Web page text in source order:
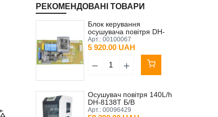
РЕКОМЕНДОВАНІ ТОВАРИ
Блок керування
осушувача повітря DH-
8138Т
Арт.: 00100067
5 920.00 UAH
Осушувач повітря 140L/h
DH-8138Т Б/В
Арт.: 00096429